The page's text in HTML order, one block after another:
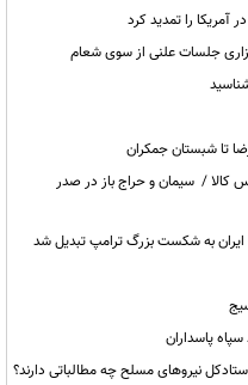
را تمدید کرد
جلسات علنی از سوی شعام
تا شبستان جمکران
بورس کالا / سیمان و حراج باز در صدر
پاسداران
نیروهای مسلح چه مطالباتی دارند؟